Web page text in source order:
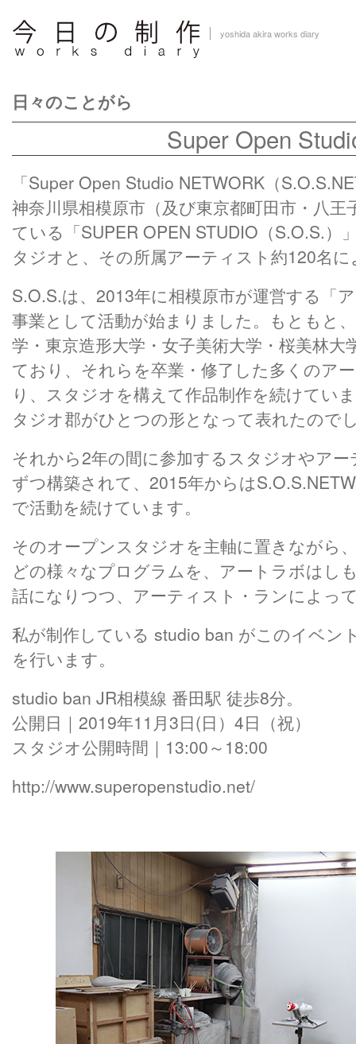
yoshida akira works diary
日々のことがら
Super Open
「Super Open Studio NETWORK（
神奈川県相模原市（及び東京都町田市・八
ている「SUPER OPEN STUDIO（S.O.S.）
タジオと、その所属アーティスト約120名
S.O.S.は、2013年に相模原市が運営する「
事業として活動が始まりました。もともと
学・東京造形大学・女子美術大学・桜美林
ており、それらを卒業・修了した多くのア
り、スタジオを構えて作品制作を続けてい
タジオ郡がひとつの形となって表れたので
それから2年の間に参加するスタジオやア
ずつ構築されて、2015年からは
で活動を続けています。
そのオープンスタジオを主軸に置きながら
どの様々なプログラムを、アートラボはし
話になりつつ、アーティスト・ランによっ
私が制作している studio ban がこのイベン
を行います。
studio ban JR相模線 番田駅 徒歩8分。
公開日｜2019年11月3日(日）4日（祝）
スタジオ公開時間｜13:00～18:00
http://www.superopenstudio.net/